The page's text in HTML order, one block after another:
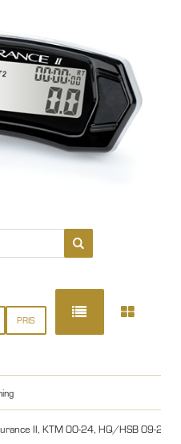
PRIS
II, KTM 00-24, HQ/HSB 09-24,